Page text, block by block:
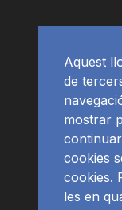
Aquest
de
mostrar
cookies
cookies.
les en